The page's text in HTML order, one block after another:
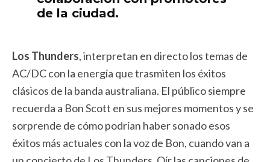
de la ciudad.
Los Thunders, interpretan en directo los temas de
AC/DC con la energía que trasmiten los éxitos
clásicos de la banda australiana. El público siempre
recuerda a Bon Scott en sus mejores momentos y se
sorprende de cómo podrían haber sonado esos
éxitos más actuales con la voz de Bon, cuando van a